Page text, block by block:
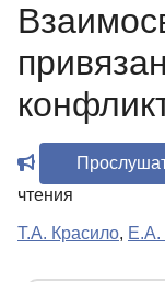
чтения
Т.А. Красило, Е.А.